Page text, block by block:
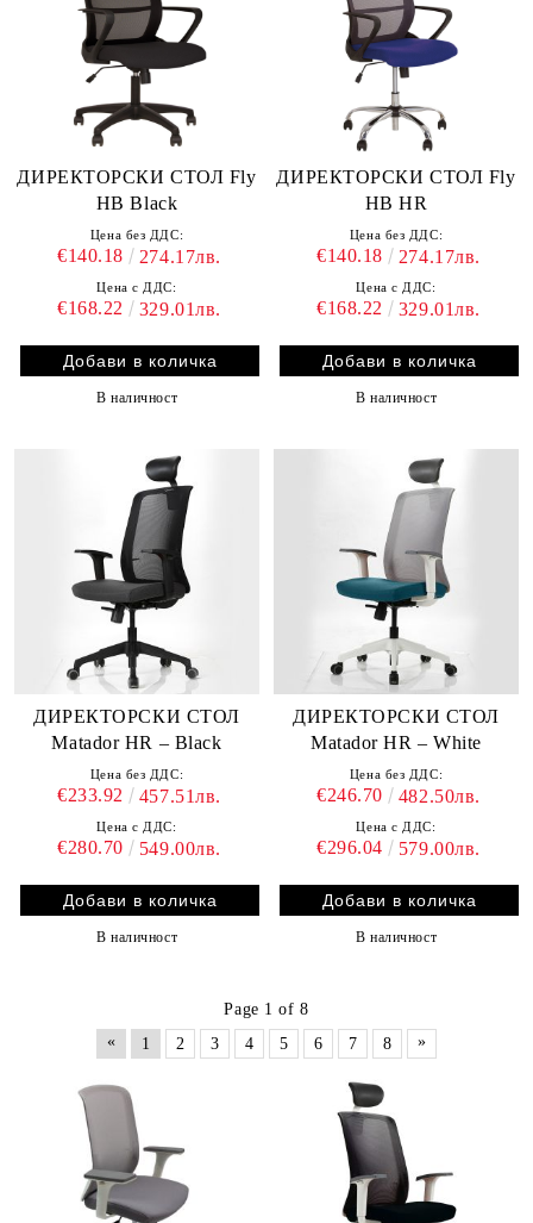
ДИРЕКТОРСКИ СТОЛ Fly
HB Black
Цена без ДДС:
€140.18 274.17лв.
Цена с ДДС:
€168.22 329.01лв.
В наличност
ДИРЕКТОРСКИ СТОЛ Fly
HB HR
Цена без ДДС:
€140.18 274.17лв.
Цена с ДДС:
€168.22 329.01лв.
В наличност
ДИРЕКТОРСКИ СТОЛ
Matador HR – Black
Цена без ДДС:
€233.92 457.51лв.
Цена с ДДС:
€280.70 549.00лв.
В наличност
ДИРЕКТОРСКИ СТОЛ
Matador HR – White
Цена без ДДС:
€246.70 482.50лв.
Цена с ДДС:
€296.04 579.00лв.
В наличност
Page 1 of 8
«
1 2 3 4 5 6 7 8 »